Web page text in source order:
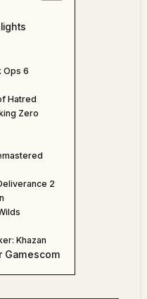
Ops 6
Hatred
Zero
2
Khazan
Gamescom